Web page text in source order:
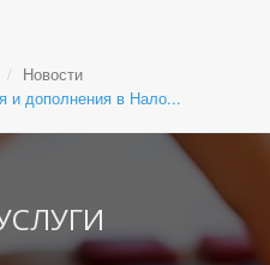
Новости
и дополнения в Нало...